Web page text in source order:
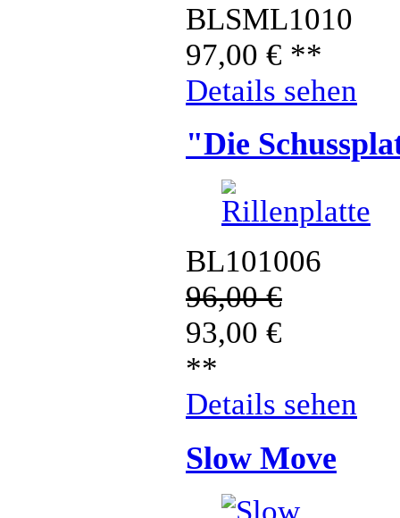
BLSML1010
97,00 € **
Details sehen
"Die
BL101006
96,00€
93,00 €
**
Details sehen
Slow Move